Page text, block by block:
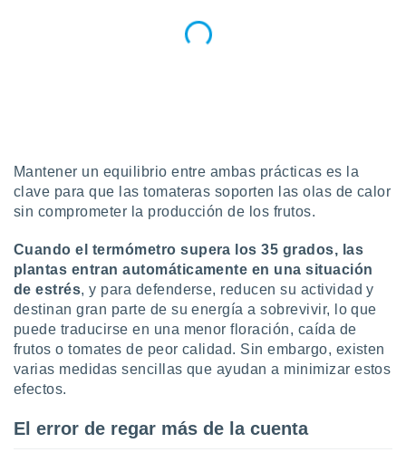
cookies
aceptar
de
sitio
te
de que
Mantener un equilibrio entre ambas prácticas es la
clave para que las tomateras soporten las olas de calor
sin comprometer la producción de los frutos.
Cuando el termómetro supera los 35 grados, las
plantas entran automáticamente en una situación
de estrés, y para defenderse, reducen su actividad y
destinan gran parte de su energía a sobrevivir, lo que
puede traducirse en una menor floración, caída de
frutos o tomates de peor calidad. Sin embargo, existen
varias medidas sencillas que ayudan a minimizar estos
efectos.
El error de regar más de la cuenta